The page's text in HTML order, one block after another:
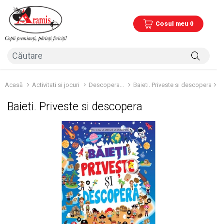
Cosul meu 0
Acasă Activitati si jocuri Descopera... Baieti. Priveste si descopera
Baieti. Priveste si descopera